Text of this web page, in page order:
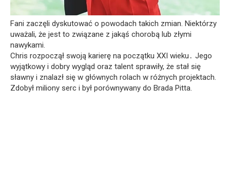
Fani zaczęli dyskutować o powodach takich zmian. Niektórzy
uważali, że jest to związane z jakąś chorobą lub złymi
nawykami.
Chris rozpoczął swoją karierę na początku XXI wieku․ Jego
wyjątkowy i dobry wygląd oraz talent sprawiły, że stał się
sławny i znalazł się w głównych rolach w różnych projektach.
Zdobył miliony serc i był porównywany do Brada Pitta.